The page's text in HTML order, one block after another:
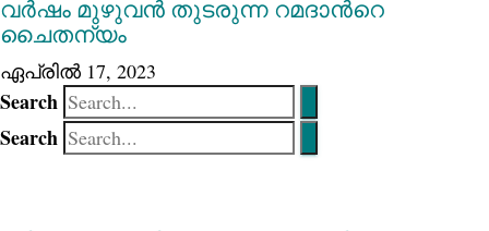
വര്‍ഷം മുഴുവന്‍ തുടരുന്ന റമദാന്‍റെ
ചൈതന്യം
ഏപ്രിൽ 17, 2023
Search
Search